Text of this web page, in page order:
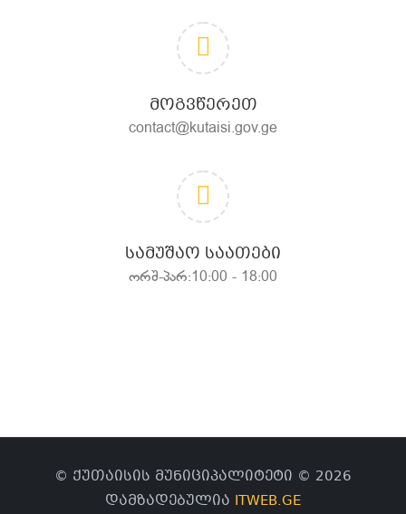
ᲛᲝᲒᲕᲬᲔᲠᲔᲗ
contact@kutaisi.gov.ge
ᲡᲐᲛᲣᲨᲐᲝ ᲡᲐᲐᲗᲔᲑᲘ
ორშ-პარ:10:00 - 18:00
© ქუთაისის მუნიციპალიტეტი © 2026
დამზადებულია ITWEB.GE